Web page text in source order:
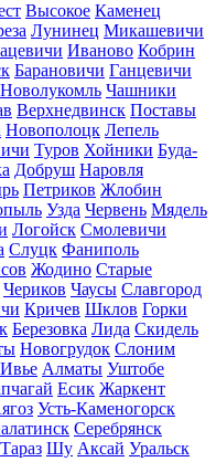
Высокое Каменец
Лунинец Микашевичи
Иваново Кобрин
Барановичи Ганцевичи
Новолукомль Чашники
Верхнедвинск Поставы
Новополоцк Лепель
Туров Хойники Буда-
Добруш Наровля
Петриков Жлобин
Узда Червень Мядель
Логойск Смолевичи
Слуцк Фаниполь
Жодино Старые
Чериков Чаусы Славгород
Кричев Шклов Горки
Березовка Лида Скидель
Новогрудок Слоним
Ивье Алматы Уштобе
Есик Жаркент
Усть-Каменогорск
Серебрянск
Тараз Шу Аксай Уральск